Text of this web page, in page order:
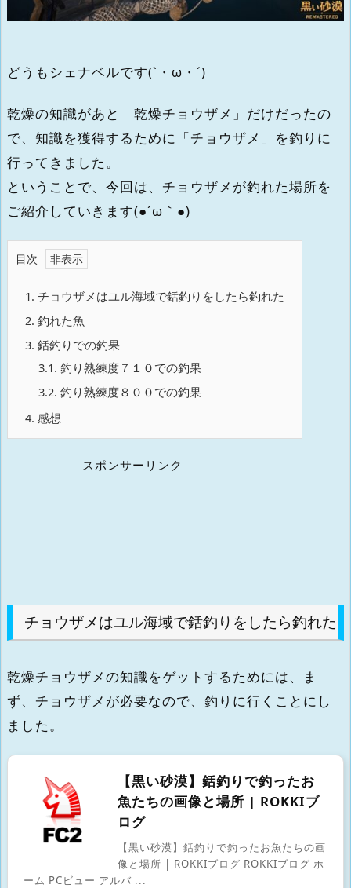
どうもシェナベルです(`・ω・´)
乾燥の知識があと「乾燥チョウザメ」だけだったの
で、知識を獲得するために「チョウザメ」を釣りに
行ってきました。
ということで、今回は、チョウザメが釣れた場所を
ご紹介していきます(●´ω｀●)
目次
1. チョウザメはユル海域で銛釣りをしたら釣れた
2. 釣れた魚
3. 銛釣りでの釣果
3.1. 釣り熟練度７１０での釣果
3.2. 釣り熟練度８００での釣果
4. 感想
スポンサーリンク
チョウザメはユル海域で銛釣りをしたら釣れた
乾燥チョウザメの知識をゲットするためには、ま
ず、チョウザメが必要なので、釣りに行くことにし
ました。
【黒い砂漠】銛釣りで釣ったお
魚たちの画像と場所 | ROKKIブ
ログ
【黒い砂漠】銛釣りで釣ったお魚たちの画
像と場所 | ROKKIブログ ROKKIブログ ホ
ーム PCビュー アルバ ...